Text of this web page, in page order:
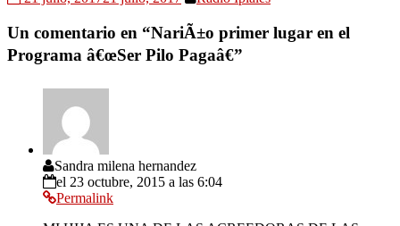
Un comentario en “NariÃ±o primer lugar en el
Programa â€œSer Pilo Pagaâ€”
Sandra milena hernandez
el 23 octubre, 2015 a las 6:04
Permalink